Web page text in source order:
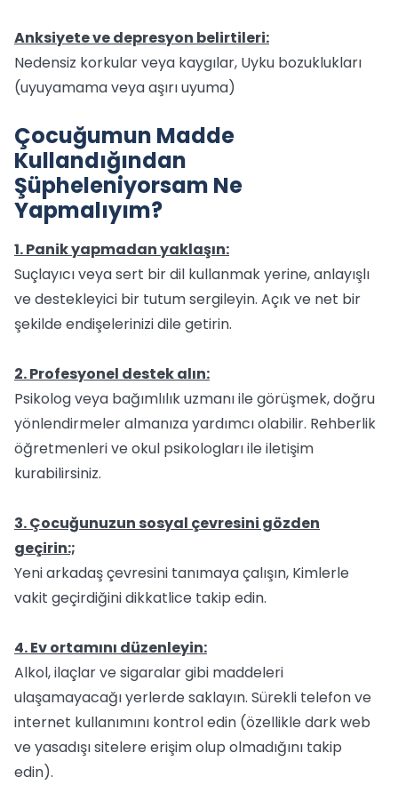
Anksiyete ve depresyon belirtileri:
Nedensiz korkular veya kaygılar, Uyku bozuklukları
(uyuyamama veya aşırı uyuma)
Çocuğumun Madde
Kullandığından
Şüpheleniyorsam Ne
Yapmalıyım?
1. Panik yapmadan yaklaşın:
Suçlayıcı veya sert bir dil kullanmak yerine, anlayışlı
ve destekleyici bir tutum sergileyin. Açık ve net bir
şekilde endişelerinizi dile getirin.
2. Profesyonel destek alın:
Psikolog veya bağımlılık uzmanı ile görüşmek, doğru
yönlendirmeler almanıza yardımcı olabilir. Rehberlik
öğretmenleri ve okul psikologları ile iletişim
kurabilirsiniz.
3. Çocuğunuzun sosyal çevresini gözden
geçirin:;
Yeni arkadaş çevresini tanımaya çalışın, Kimlerle
vakit geçirdiğini dikkatlice takip edin.
4. Ev ortamını düzenleyin:
Alkol, ilaçlar ve sigaralar gibi maddeleri
ulaşamayacağı yerlerde saklayın. Sürekli telefon ve
internet kullanımını kontrol edin (özellikle dark web
ve yasadışı sitelere erişim olup olmadığını takip
edin).